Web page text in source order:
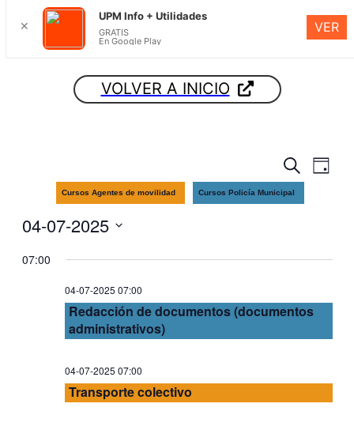
VOLVER A INICIO
de
BuscarDía
Cursos Agentes de movilidad Cursos Policía Municipal
04-07-2025
fecha.
07:00
04-07-2025 07:00
Redacción de documentos (documentos
administrativos)
04-07-2025 07:00
Transporte colectivo
✕
UPM Info + Utilidades
GRATIS
En Google Play
VER